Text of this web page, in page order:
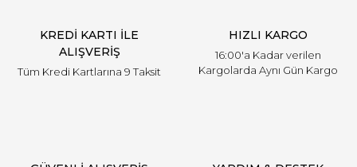
KREDİ KARTI İLE
ALIŞVERİŞ
Tüm Kredi Kartlarına 9 Taksit
HIZLI KARGO
16:00'a Kadar verilen
Kargolarda Aynı Gün Kargo